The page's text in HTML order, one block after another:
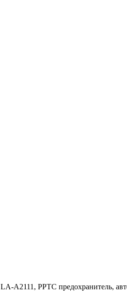
LA-A2111, PPTC предохранитель,